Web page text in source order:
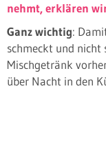
nehmt, erklären
Ganz wichtig:
schmeckt und
Mischgetränk
über Nacht in den